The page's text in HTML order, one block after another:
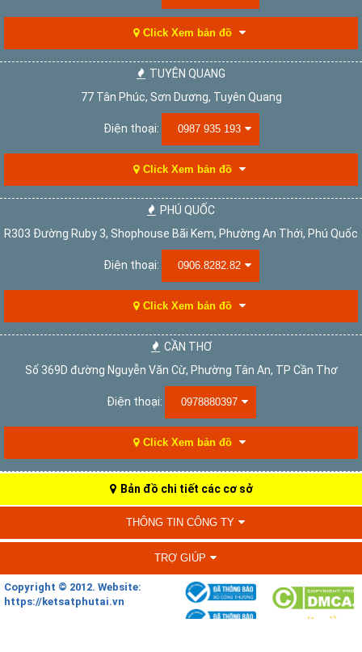
Click Xem bản đồ
TUYÊN QUANG
77 Tân Phúc, Sơn Dương, Tuyên Quang
Điện thoại: 0987 935 193
Click Xem bản đồ
PHÚ QUỐC
R303 Đường Ruby 3, Shophouse Bãi Kem, Phường An Thới, Phú Quốc
Điện thoại: 0906.8282.82
Click Xem bản đồ
CẦN THƠ
Số 369D đường Nguyễn Văn Cừ, Phường Tân An, TP Cần Thơ
Điện thoại: 0978880397
Click Xem bản đồ
Bản đồ chi tiết các cơ sở
THÔNG TIN CÔNG TY
TRỢ GIÚP
Copyright © 2012. Website:
https://ketsatphutai.vn